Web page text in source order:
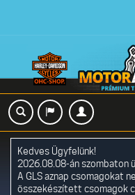
Kedves Ügyfelünk!
2026.08.08-án szombaton
A GLS aznap csomagokat
összekészített csomagok